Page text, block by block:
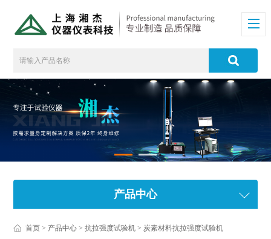
产品中心
首页 > 产品中心 >抗拉强度试验机 >炭素材料抗拉强度试验机